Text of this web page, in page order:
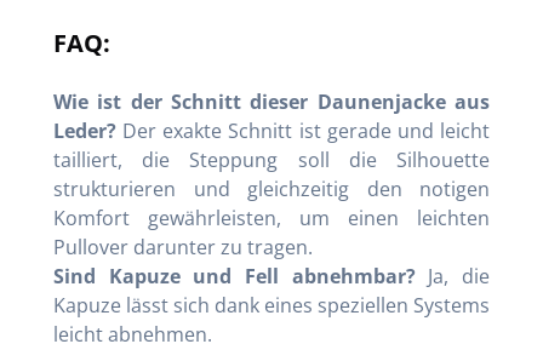
FAQ:
Wie ist der Schnitt dieser Daunenjacke aus
Leder? Der exakte Schnitt ist gerade und leicht
tailliert, die Steppung soll die Silhouette
strukturieren und gleichzeitig den notigen
Komfort gewährleisten, um einen leichten
Pullover darunter zu tragen.
Sind Kapuze und Fell abnehmbar?Ja, die
Kapuze lässt sich dank eines speziellen Systems
leicht abnehmen.